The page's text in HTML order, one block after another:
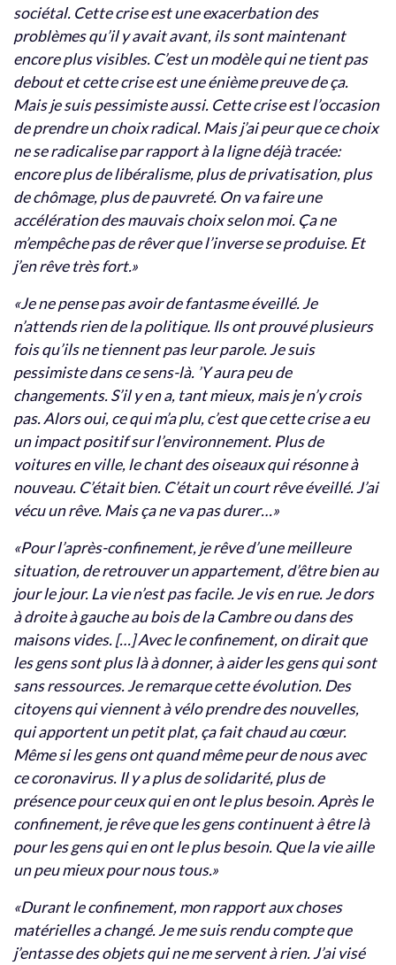
sociétal. Cette crise est une exacerbation des
problèmes qu’il y avait avant, ils sont maintenant
encore plus visibles. C’est un modèle qui ne tient pas
debout et cette crise est une énième preuve de ça.
Mais je suis pessimiste aussi. Cette crise est l’occasion
de prendre un choix radical. Mais j’ai peur que ce choix
ne se radicalise par rapport à la ligne déjà tracée:
encore plus de libéralisme, plus de privatisation, plus
de chômage, plus de pauvreté. On va faire une
accélération des mauvais choix selon moi. Ça ne
m’empêche pas de rêver que l’inverse se produise. Et
j’en rêve très fort.»
«Je ne pense pas avoir de fantasme éveillé. Je
n’attends rien de la politique. Ils ont prouvé plusieurs
fois qu’ils ne tiennent pas leur parole. Je suis
pessimiste dans ce sens-là. ’Y aura peu de
changements. S’il y en a, tant mieux, mais je n’y crois
pas. Alors oui, ce qui m’a plu, c’est que cette crise a eu
un impact positif sur l’environnement. Plus de
voitures en ville, le chant des oiseaux qui résonne à
nouveau. C’était bien. C’était un court rêve éveillé. J’ai
vécu un rêve. Mais ça ne va pas durer…»
«Pour l’après-confinement, je rêve d’une meilleure
situation, de retrouver un appartement, d’être bien au
jour le jour. La vie n’est pas facile. Je vis en rue. Je dors
à droite à gauche au bois de la Cambre ou dans des
maisons vides. […] Avec le confinement, on dirait que
les gens sont plus là à donner, à aider les gens qui sont
sans ressources. Je remarque cette évolution. Des
citoyens qui viennent à vélo prendre des nouvelles,
qui apportent un petit plat, ça fait chaud au cœur.
Même si les gens ont quand même peur de nous avec
ce coronavirus. Il y a plus de solidarité, plus de
présence pour ceux qui en ont le plus besoin. Après le
confinement, je rêve que les gens continuent à être là
pour les gens qui en ont le plus besoin. Que la vie aille
un peu mieux pour nous tous.»
«Durant le confinement, mon rapport aux choses
matérielles a changé. Je me suis rendu compte que
j’entasse des objets qui ne me servent à rien. J’ai visé